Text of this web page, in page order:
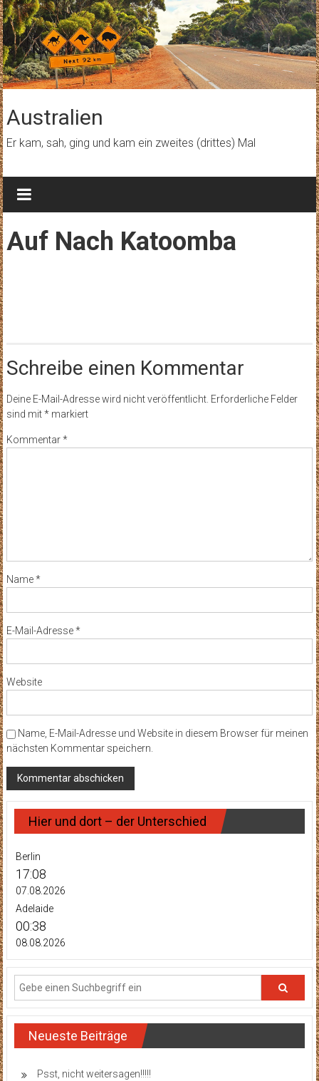
Zum
Inhalt
springen
Australien
Er kam, sah, ging und kam ein zweites (drittes) Mal
Auf Nach Katoomba
Schreibe einen Kommentar
Deine E-Mail-Adresse wird nicht veröffentlicht. Erforderliche Felder
sind mit*markiert
Kommentar*
Name*
E-Mail-Adresse*
Website
Name, E-Mail-Adresse und Website in diesem Browser für meinen
nächsten Kommentar speichern.
Hier und dort – der Unterschied
Berlin
17:08
07.08.2026
Adelaide
00:38
08.08.2026
Neueste Beiträge
Psst, nicht weitersagen!!!!!